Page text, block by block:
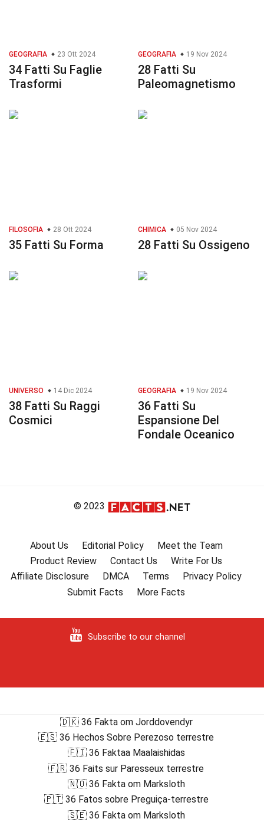
GEOGRAFIA 23 Ott 2024
34 Fatti Su Faglie
Trasformi
GEOGRAFIA 19 Nov 2024
28 Fatti Su
Paleomagnetismo
FILOSOFIA 28 Ott 2024
35 Fatti Su Forma
CHIMICA 05 Nov 2024
28 Fatti Su Ossigeno
UNIVERSO 14 Dic 2024
38 Fatti Su Raggi
Cosmici
GEOGRAFIA 19 Nov 2024
36 Fatti Su
Espansione Del
Fondale Oceanico
© 2023
About Us Editorial Policy
Meet the Team
Product Review
Contact Us
Write For Us
Affiliate Disclosure
DMCA Terms
Privacy Policy
Submit Facts
More Facts
Subscribe to our channel
🇩🇰 36 Fakta om Jorddovendyr
🇪🇸 36 Hechos Sobre Perezoso terrestre
🇫🇮 36 Faktaa Maalaishidas
🇫🇷 36 Faits sur Paresseux terrestre
🇳🇴 36 Fakta om Marksloth
🇵🇹 36 Fatos sobre Preguiça-terrestre
🇸🇪 36 Fakta om Marksloth